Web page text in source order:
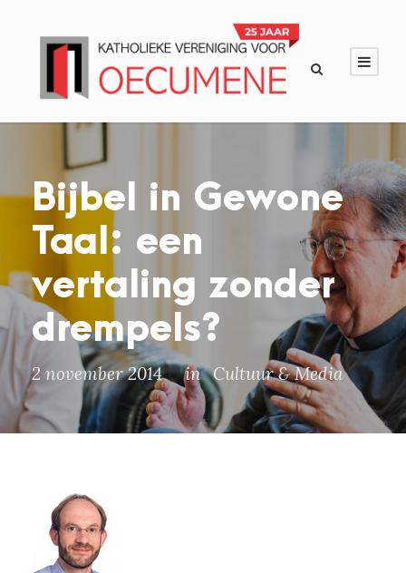
Bijbel in Gewone
Taal: een
vertaling zonder
drempels?
2 november 2014 in Cultuur & Media